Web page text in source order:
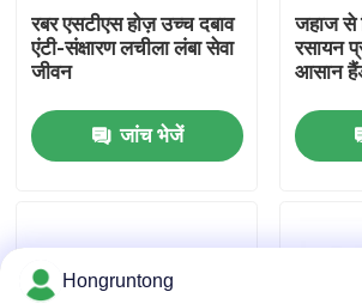
हमारे बारे में
गुणवत्ता नियंत्रण
एक उद्धरण का अनुरोध करें
रबर एसटीएस होज़ उच्च दबाव
एंटी-संक्षारण लचीला लंबा सेवा
जीवन
जांच भेजें
जहाज से
रसायन
आसान
Hongruntong